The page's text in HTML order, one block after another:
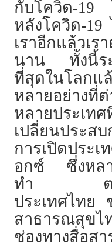
กับโควิด-19
หลังโควิด-19
เราอีกแล้วเร
นาน ทั้งนี้ระ
ที่สุดในโลก
หลายอย่างที่ต่
หลายประเท
เปลี่ยนประสบ
การเปิดประ
อกซ์ ซึ่งหลา
ทำ ตรงนี้
ประเทศไทย
สาธารณสุข
ช่องทางสื่อสา